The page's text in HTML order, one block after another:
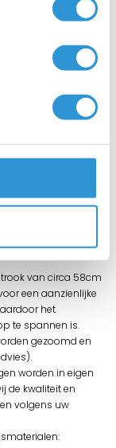
UV bestendig.
gaat heel lang
geen hoge druk
inclusief
voorkomt dat
Dat bestaat uit
goede kwaliteit
van circa 58cm
een aanzienlijke
het
te spannen is.
gezoomd en
worden in eigen
de kwaliteit en
volgens uw